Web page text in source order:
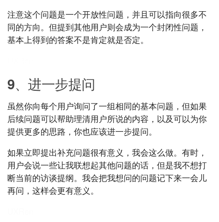
注意这个问题是一个开放性问题，并且可以指向很多不
同的方向。但提到其他用户则会成为一个封闭性问题，
基本上得到的答案不是肯定就是否定。
9、进一步提问
虽然你向每个用户询问了一组相同的基本问题，但如果
后续问题可以帮助理清用户所说的内容，以及可以为你
提供更多的思路，你也应该进一步提问。
如果立即提出补充问题很有意义，我会这么做。有时，
用户会说一些让我联想起其他问题的话，但是我不想打
断当前的访谈提纲。我会把我想问的问题记下来一会儿
再问，这样会更有意义。